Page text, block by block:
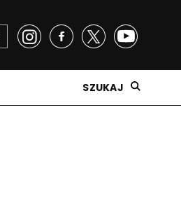
SZUKAJ